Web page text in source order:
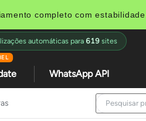
completo com estabilidade.
WhatsApp API
automáticas para 619 sites